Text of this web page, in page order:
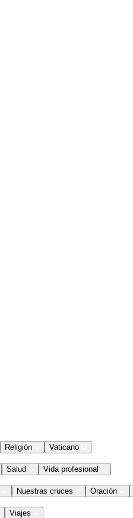
Religión Vaticano
Salud Vida profesional
Nuestras cruces Oración
Viajes